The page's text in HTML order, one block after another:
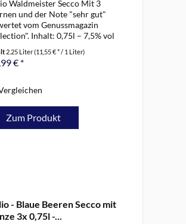
Waldmeister Secco Mit 3
und der Note "sehr gut"
vom Genussmagazin
Inhalt: 0,75l – 7,5% vol
aromatisch-lebendige
nach
2.25 Liter(11,55 € * / 1 Liter)
€ *
Zum Produkt
- Blaue Beeren Secco mit
3x 0,75l -...